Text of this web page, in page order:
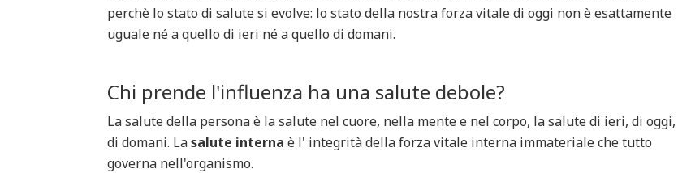
perchè lo stato di salute si evolve: lo stato della nostra forza vitale di oggi non è esattamente
uguale né a quello di ieri né a quello di domani.
Chi prende l'influenza ha una salute debole?
La salute della persona è la salute nel cuore, nella mente e nel corpo, la salute di ieri, di oggi,
di domani. Lasalute interna è l' integrità della forza vitale interna immateriale che tutto
governa nell'organismo.